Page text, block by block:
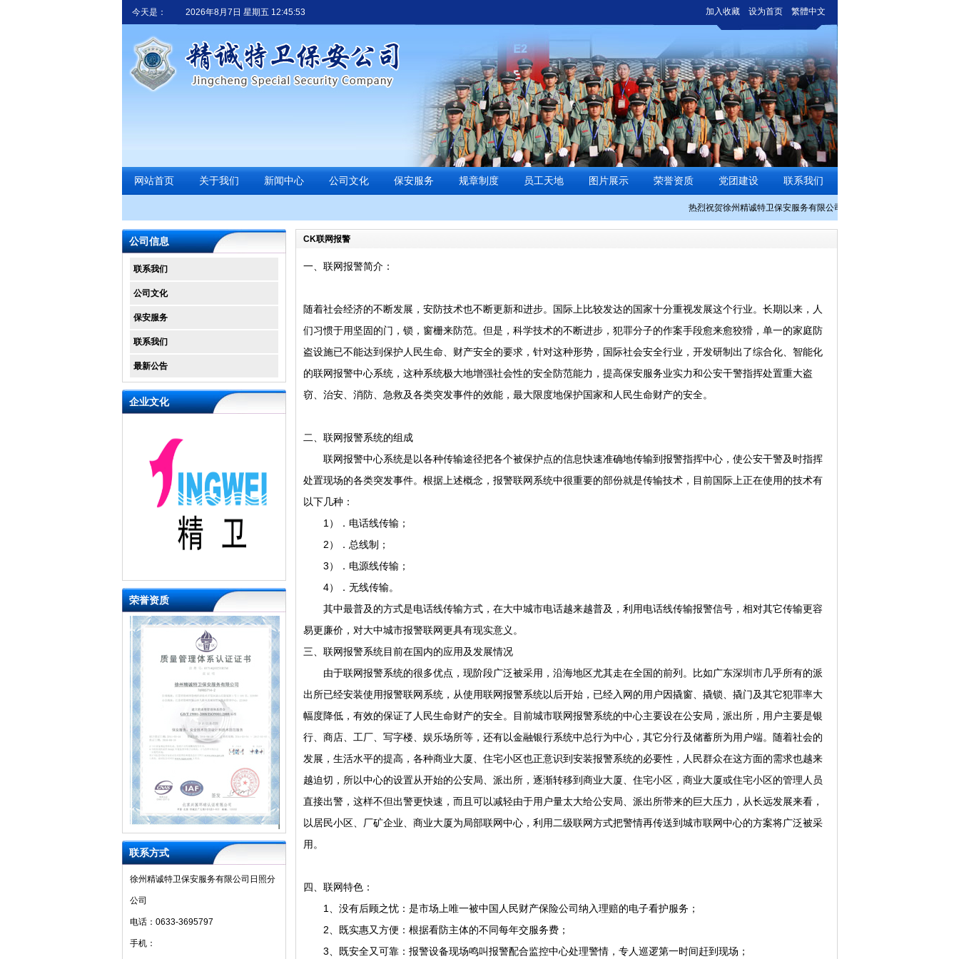
今天是： 2026年8月7日 星期五 12:45:53 加入收藏 设为首页 繁體中文
网站首页 关于我们 新闻中心 公司文化 保安服务 规章制度 员工天地 图片展示 荣誉资质 党团建设 联系我们
热烈祝贺徐州精诚特卫保安服务有限公司日照分公司网站上线！欢迎各
公司信息
联系我们
公司文化
保安服务
联系我们
最新公告
企业文化
荣誉资质
联系方式
徐州精诚特卫保安服务有限公司日照分
公司
电话：0633-3695797
手机：
CK联网报警
一、联网报警简介：
随着社会经济的不断发展，安防技术也不断更新和进步。国际上比较发达的国家十分重视发展这个行业。长期以来，人
们习惯于用坚固的门，锁，窗栅来防范。但是，科学技术的不断进步，犯罪分子的作案手段愈来愈狡猾，单一的家庭防
盗设施已不能达到保护人民生命、财产安全的要求，针对这种形势，国际社会安全行业，开发研制出了综合化、智能化
的联网报警中心系统，这种系统极大地增强社会性的安全防范能力，提高保安服务业实力和公安干警指挥处置重大盗
窃、治安、消防、急救及各类突发事件的效能，最大限度地保护国家和人民生命财产的安全。
二、联网报警系统的组成
联网报警中心系统是以各种传输途径把各个被保护点的信息快速准确地传输到报警指挥中心，使公安干警及时指挥
处置现场的各类突发事件。根据上述概念，报警联网系统中很重要的部份就是传输技术，目前国际上正在使用的技术有
以下几种：
1）．电话线传输；
2）．总线制；
3）．电源线传输；
4）．无线传输。
其中最普及的方式是电话线传输方式，在大中城市电话越来越普及，利用电话线传输报警信号，相对其它传输更容
易更廉价，对大中城市报警联网更具有现实意义。
三、联网报警系统目前在国内的应用及发展情况
由于联网报警系统的很多优点，现阶段广泛被采用，沿海地区尤其走在全国的前列。比如广东深圳市几乎所有的派
出所已经安装使用报警联网系统，从使用联网报警系统以后开始，已经入网的用户因撬窗、撬锁、撬门及其它犯罪率大
幅度降低，有效的保证了人民生命财产的安全。目前城市联网报警系统的中心主要设在公安局，派出所，用户主要是银
行、商店、工厂、写字楼、娱乐场所等，还有以金融银行系统中总行为中心，其它分行及储蓄所为用户端。随着社会的
发展，生活水平的提高，各种商业大厦、住宅小区也正意识到安装报警系统的必要性，人民群众在这方面的需求也越来
越迫切，所以中心的设置从开始的公安局、派出所，逐渐转移到商业大厦、住宅小区，商业大厦或住宅小区的管理人员
直接出警，这样不但出警更快速，而且可以减轻由于用户量太大给公安局、派出所带来的巨大压力，从长远发展来看，
以居民小区、厂矿企业、商业大厦为局部联网中心，利用二级联网方式把警情再传送到城市联网中心的方案将广泛被采
用。
四、联网特色：
1、没有后顾之忧：是市场上唯一被中国人民财产保险公司纳入理赔的电子看护服务；
2、既实惠又方便：根据看防主体的不同每年交服务费；
3、既安全又可靠：报警设备现场鸣叫报警配合监控中心处理警情，专人巡逻第一时间赶到现场；